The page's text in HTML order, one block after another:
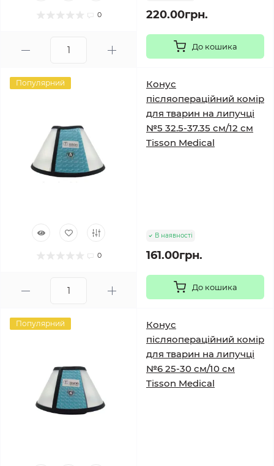
0 220.00грн.
До кошика
Популярний
0
Конус
післяопераційний комір
для тварин на липучці
№5 32.5-37.35 см/12 см
Tisson Medical
В наявності
161.00грн.
До кошика
Популярний
Конус
післяопераційний комір
для тварин на липучці
№6 25-30 см/10 см
Tisson Medical